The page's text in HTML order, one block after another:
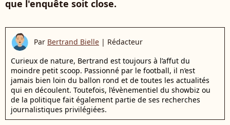
que l'enquête soit close.
Par Bertrand Bielle | Rédacteur
Curieux de nature, Bertrand est toujours à l’affut du
moindre petit scoop. Passionné par le football, il n’est
jamais bien loin du ballon rond et de toutes les actualités
qui en découlent. Toutefois, l’évènementiel du showbiz ou
de la politique fait également partie de ses recherches
journalistiques privilégiées.